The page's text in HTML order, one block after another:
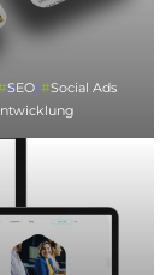
SEO
Social Ads